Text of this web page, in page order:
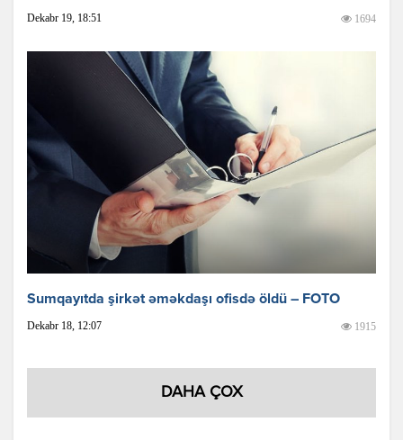
Dekabr 19, 18:51 1694
Sumqayıtda şirkət əməkdaşı ofisdə öldü – FOTO
Dekabr 18, 12:07 1915
DAHA ÇOX